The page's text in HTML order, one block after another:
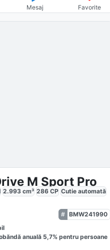
Mesaj Favorite
M Sport Pro
2.993 cm³ 286 CP Cutie automată
BMW241990
anuală 5,7% pentru persoane